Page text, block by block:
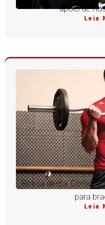
apoio de
Leia
Rosca direta: Como
para
Leia